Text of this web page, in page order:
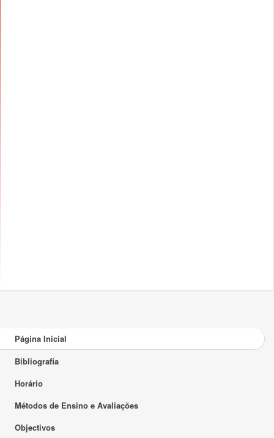
Página Inicial
Bibliografia
Horário
Métodos de Ensino e Avaliações
Objectivos